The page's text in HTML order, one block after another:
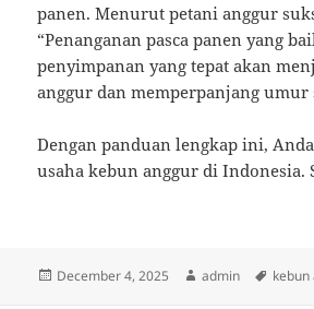
panen. Menurut petani anggur
“Penanganan pasca panen yang
penyimpanan yang tepat akan
anggur dan memperpanjang umur
Dengan panduan lengkap ini,
usaha kebun anggur di Indonesia.
Posted
December 4, 2025 Author
admin Tags